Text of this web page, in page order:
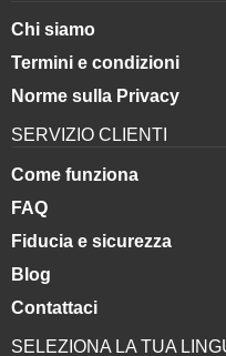
Chi siamo
Termini e condizioni
Norme sulla Privacy
SERVIZIO CLIENTI
Come funziona
FAQ
Fiducia e sicurezza
Blog
Contattaci
SELEZIONA LA TUA